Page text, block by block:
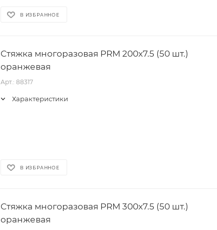
В ИЗБРАННОЕ
Стяжка многоразовая PRM 200x7.5 (50 шт.)
оранжевая
Арт.: 88317
Характеристики
В ИЗБРАННОЕ
Стяжка многоразовая PRM 300x7.5 (50 шт.)
оранжевая